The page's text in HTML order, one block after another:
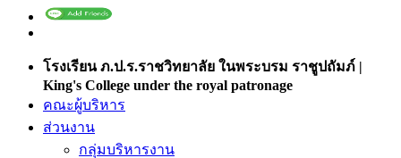
โรงเรียน ภ.ป.ร.ราชวิทยาลัย ในพระบรม ราชูปถัมภ์ |
King's College under the royal patronage
คณะผู้บริหาร
ส่วนงาน
กลุ่มบริหารงาน